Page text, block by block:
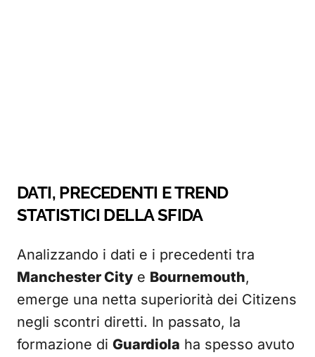
DATI, PRECEDENTI E TREND
STATISTICI DELLA SFIDA
Analizzando i dati e i precedenti tra
Manchester City e Bournemouth,
emerge una netta superiorità dei Citizens
negli scontri diretti. In passato, la
formazione di Guardiola ha spesso avuto